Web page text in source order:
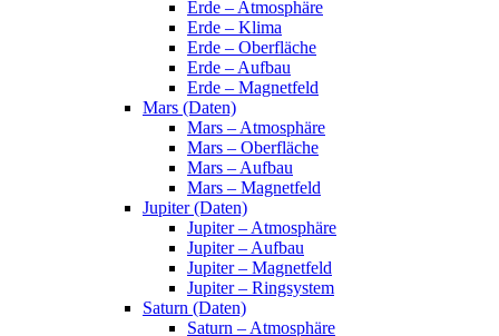
Erde – Atmosphäre
Erde – Klima
Erde – Oberfläche
Erde – Aufbau
Erde – Magnetfeld
Mars (Daten)
Mars – Atmosphäre
Mars – Oberfläche
Mars – Aufbau
Mars – Magnetfeld
Jupiter (Daten)
Jupiter – Atmosphäre
Jupiter – Aufbau
Jupiter – Magnetfeld
Jupiter – Ringsystem
Saturn (Daten)
Saturn – Atmosphäre